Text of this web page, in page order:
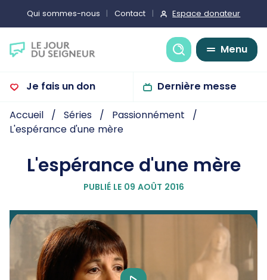
Qui sommes-nous Contact Espace donateur
Recherche
Menu
Je fais un don Dernière messe
Accueil Séries
Passionnément
L'espérance d'une mère
L'espérance d'une mère
PUBLIÉ LE 09 AOÛT 2016
Play